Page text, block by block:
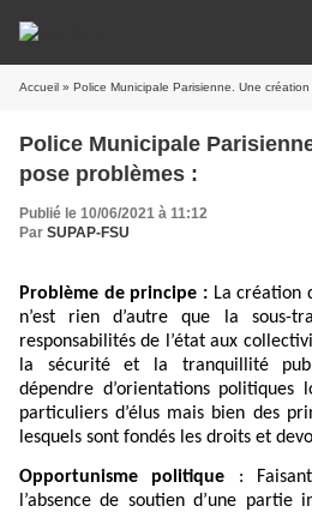
Accueil » Police Municipale Parisienne. Une
Police Municipale
pose problèmes :
Publié le 10/06/2021 à 11:12
Par SUPAP-FSU
Problème de principe : La création
n’est rien d’autre que la sous-
responsabilités de l’état aux
la sécurité et la tranquillité
dépendre d’orientations politiques
particuliers d’élus mais bien des
lesquels sont fondés les droits et
Opportunisme politique :
l’absence de soutien d’une